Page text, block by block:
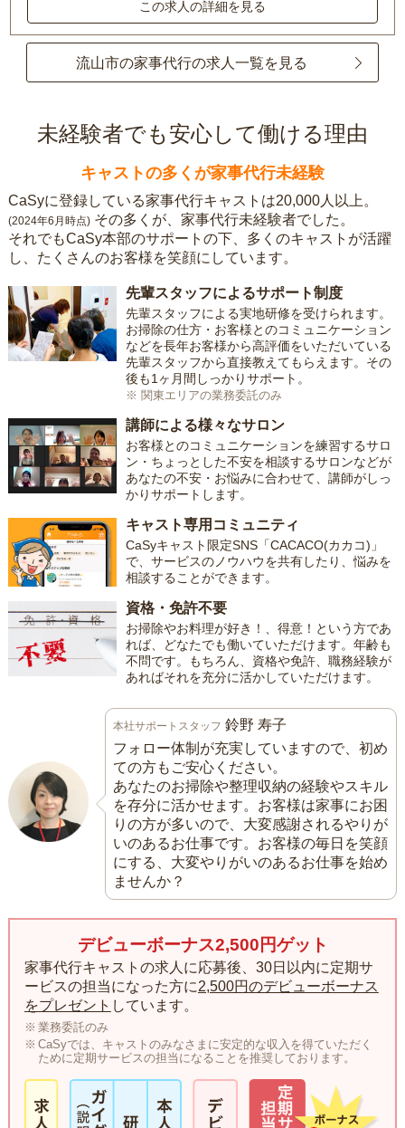
この求人の詳細を見る
流山市の家事代行の求人一覧を見る
未経験者でも安心して働ける理由
キャストの多くが家事代行未経験
CaSyに登録している家事代行キャストは20,000人以上。
(2024年6月時点) その多くが、家事代行未経験者でした。
それでもCaSy本部のサポートの下、多くのキャストが活躍
し、たくさんのお客様を笑顔にしています。
先輩スタッフによるサポート制度
先輩スタッフによる実地研修を受けられます。
お掃除の仕方・お客様とのコミュニケーション
などを長年お客様から高評価をいただいている
先輩スタッフから直接教えてもらえます。その
後も1ヶ月間しっかりサポート。
※ 関東エリアの業務委託のみ
講師による様々なサロン
お客様とのコミュニケーションを練習するサロ
ン・ちょっとした不安を相談するサロンなどが
あなたの不安・お悩みに合わせて、講師がしっ
かりサポートします。
キャスト専用コミュニティ
CaSyキャスト限定SNS「CACACO(カカコ)」
で、サービスのノウハウを共有したり、悩みを
相談することができます。
資格・免許不要
お掃除やお料理が好き！、得意！という方であ
れば、どなたでも働いていただけます。年齢も
不問です。もちろん、資格や免許、職務経験が
あればそれを充分に活かしていただけます。
本社サポートスタッフ 鈴野 寿子
フォロー体制が充実していますので、初め
ての方もご安心ください。
あなたのお掃除や整理収納の経験やスキル
を存分に活かせます。お客様は家事にお困
りの方が多いので、大変感謝されるやりが
いのあるお仕事です。お客様の毎日を笑顔
にする、大変やりがいのあるお仕事を始め
ませんか？
デビューボーナス2,500円ゲット
家事代行キャストの求人に応募後、30日以内に定期サ
ービスの担当になった方に2,500円のデビューボーナス
をプレゼント しています。
業務委託のみ
CaSyでは、キャストのみなさまに安定的な収入を得ていただく
ために定期サービスの担当になることを推奨しております。